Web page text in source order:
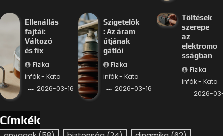
Ellenállás
fajtái:
Változó
és fix
Fizika
infók - Kata
2026-03-16
Szigetelők
: Az áram
útjának
gátlói
Fizika
infók - Kata
2026-03-16
Töltések
szerepe
az
elektromo
sságban
Fizika
infók - Kata
2026-
Címkék